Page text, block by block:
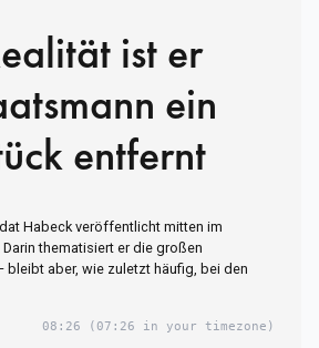
ist er
ein
entfernt
Habeck veröffentlicht mitten im
thematisiert er die großen
bleibt aber, wie zuletzt häufig, bei den
08:26 (07:26 in your timezone)